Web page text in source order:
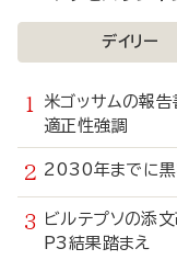
デイリー
米ゴッサムの報
適正性強調
2030年までに
ビルテプソの添
P3結果踏まえ